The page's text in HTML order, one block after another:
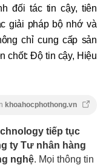
đối tác tin cậy, tiên
giải pháp bộ nhớ và
chỉ cung cấp sản
chốt: Độ tin cậy, Hiệu
khoahocphothong.vn
tiếp tục
ty Tư nhân hàng
nghệ. Mọi thông tin